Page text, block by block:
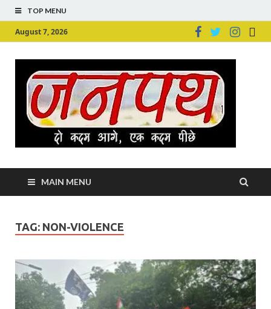
TOP MENU
August 7, 2026
MAIN MENU
TAG: NON-VIOLENCE